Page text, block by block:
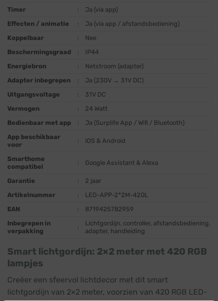
Timer
:
Ja (via app)
Effecten / animatie
:
Ja (via app / afstandsbediening)
Koppelbaar
:
Nee
Beschermingsgraad
:
IP44
Energiebron
:
Netstroom (adapter)
Adapter inbegrepen
:
Ja (230V → 31V DC)
Uitgangsvoltage
:
31V DC
Vermogen
:
24 Watt
Bedienbaar met app
:
Ja (Surplife App / Wifi / Bluetooth)
App beschikbaar
voor
: iOS & Android
Smarthome
compatibel
: Google Assistant & Alexa
Garantie :
2 jaar
Artikelnummer
:
LED-APP-2*2M-420L
EAN
:
8719425782959
Inbegrepen in
verpakking
:
Lichtgordijn, controller, afstandsbediening,
adapter, handleiding
Smart lichtgordijn: 2×2 meter met 420 RGB
lampjes
Creëer een sfeervol lichtdecor met dit smart
lichtgordijn van 2×2 meter, voorzien van 420 RGB LED-